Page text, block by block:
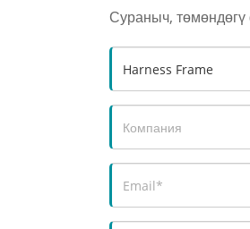
Сураныч, төмөндөгү